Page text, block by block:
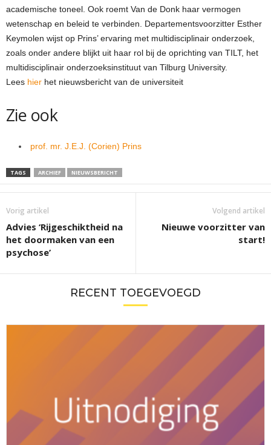
academische toneel. Ook roemt Van de Donk haar vermogen
wetenschap en beleid te verbinden. Departementsvoorzitter Esther
Keymolen wijst op Prins’ ervaring met multidisciplinair onderzoek,
zoals onder andere blijkt uit haar rol bij de oprichting van TILT, het
multidisciplinair onderzoeksinstituut van Tilburg University.
Lees hier het nieuwsbericht van de universiteit
Zie ook
prof. mr. J.E.J. (Corien) Prins
TAGS ARCHIEF NIEUWSBERICHT
Vorig artikel
Advies ‘Rijgeschiktheid na
het doormaken van een
psychose’
Volgend artikel
Nieuwe voorzitter van
start!
RECENT TOEGEVOEGD